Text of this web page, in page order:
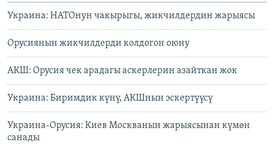
Украина: НАТОнун чакырыгы, жикчилдердин жарыясы
Орусиянын жикчилдерди колдогон оюну
АКШ: Орусия чек арадагы аскерлерин азайткан жок
Украина: Биримдик күнү, АКШнын эскертүүсү
Украина-Орусия: Киев Москванын жарыясынан күмөн
санады